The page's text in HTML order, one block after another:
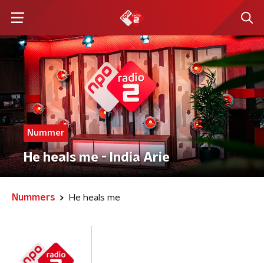
Nummer
He heals me - India Arie
Nummers He heals me